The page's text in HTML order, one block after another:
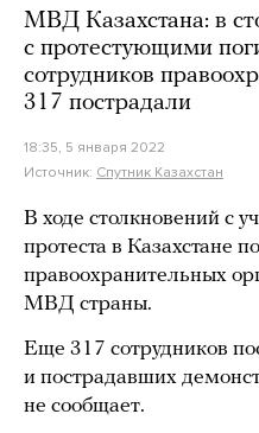
МВД Казахстана: в
с протестующими
сотрудников
317 пострадали
18:35, 5 января 2022
Источник: Спутник Казахстан
В ходе столкновений с
протеста в Казахстане
правоохранительных
МВД страны.
Еще 317 сотрудников
и пострадавших
не сообщает.